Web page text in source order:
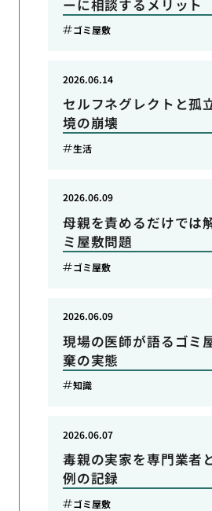
ーに相談するメリット
ゴミ屋敷
セルフネグレクトと孤
境の崩壊
2026.06.14
生活
母親を責めるだけでは
ミ屋敷問題
2026.06.09
ゴミ屋敷
現場の医師が語るゴミ
棄の実態
2026.06.09
知識
毒親の実家を専門業者
例の記録
2026.06.07
ゴミ屋敷